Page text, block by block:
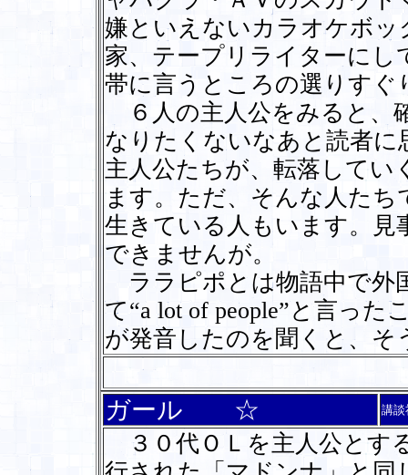
嫌といえないカラオケボ
家、テープリライターにし
帯に言うところの選りすぐ
６人の主人公をみると、
なりたくないなあと読者
主人公たちが、転落してい
ます。ただ、そんな人た
生きている人もいます。見
できませんが。
ララピポとは物語中で外
て“a lot of people”と言っ
が発音したのを聞くと、
ガール ☆ 講談
３０代ＯＬを主人公とす